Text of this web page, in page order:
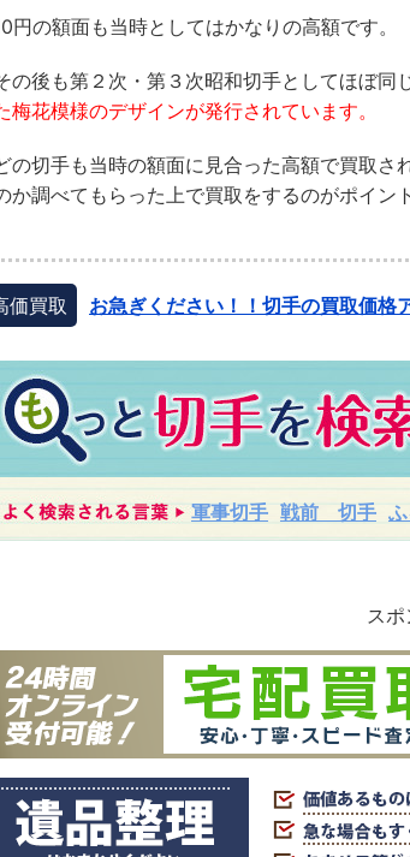
円の額面も当時としてはかなりの高額です。
の後も第２次・第３次昭和切手としてほぼ同
梅花模様のデザインが発行されています。
の切手も当時の額面に見合った高額で買取
か調べてもらった上で買取をするのがポイン
価買取 お急ぎください！！切手の買取価格
軍事切手 戦前 切手
スポ